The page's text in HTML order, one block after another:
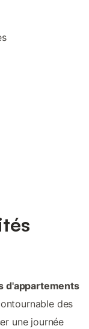
d'appartements
des
une journée